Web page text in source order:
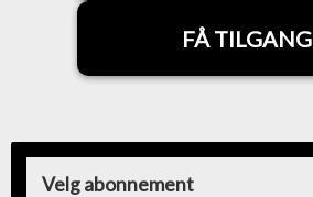
FÅ TILGANG
Velg abonnement